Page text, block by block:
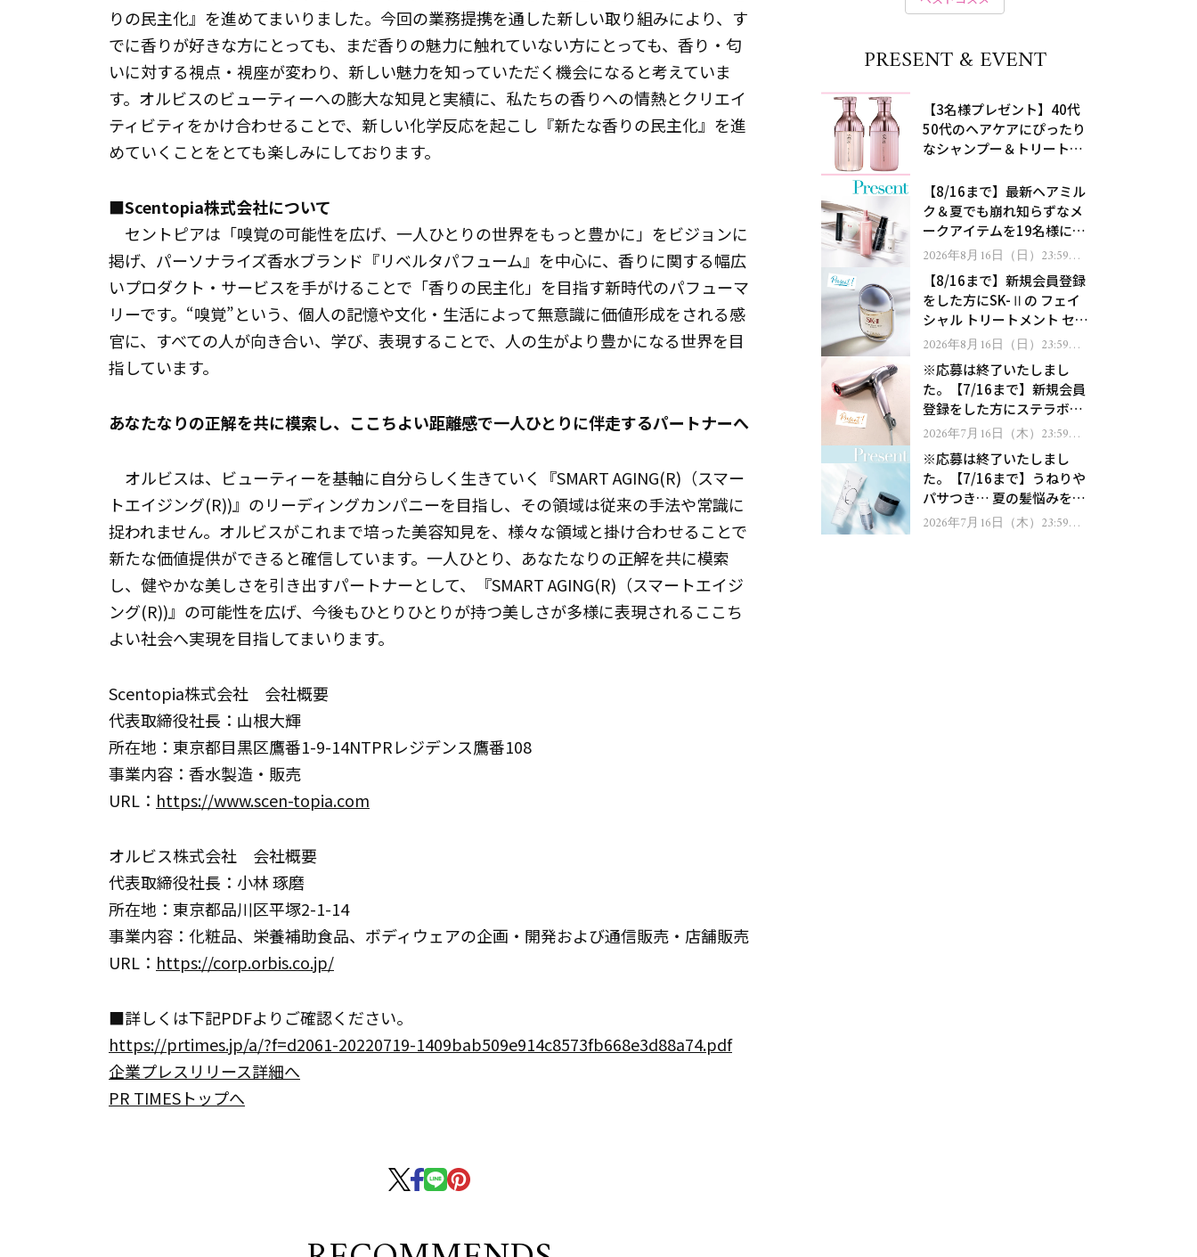
りの民主化』を進めてまいりました。今回の業務提携を通した新しい取り組みにより、す
でに香りが好きな方にとっても、まだ香りの魅力に触れていない方にとっても、香り・匂
いに対する視点・視座が変わり、新しい魅力を知っていただく機会になると考えていま
す。オルビスのビューティーへの膨大な知見と実績に、私たちの香りへの情熱とクリエイ
ティビティをかけ合わせることで、新しい化学反応を起こし『新たな香りの民主化』を進
めていくことをとても楽しみにしております。
■Scentopia株式会社について
セントピアは「嗅覚の可能性を広げ、一人ひとりの世界をもっと豊かに」をビジョンに
掲げ、パーソナライズ香水ブランド『リベルタパフューム』を中心に、香りに関する幅広
いプロダクト・サービスを手がけることで「香りの民主化」を目指す新時代のパフューマ
リーです。“嗅覚”という、個人の記憶や文化・生活によって無意識に価値形成をされる感
官に、すべての人が向き合い、学び、表現することで、人の生がより豊かになる世界を目
指しています。
あなたなりの正解を共に模索し、ここちよい距離感で一人ひとりに伴走するパートナーへ
オルビスは、ビューティーを基軸に自分らしく生きていく『SMART AGING(R)（スマー
トエイジング(R))』のリーディングカンパニーを目指し、その領域は従来の手法や常識に
捉われません。オルビスがこれまで培った美容知見を、様々な領域と掛け合わせることで
新たな価値提供ができると確信しています。一人ひとり、あなたなりの正解を共に模索
し、健やかな美しさを引き出すパートナーとして、『SMART AGING(R)（スマートエイジ
ング(R))』の可能性を広げ、今後もひとりひとりが持つ美しさが多様に表現されるここち
よい社会へ実現を目指してまいります。
Scentopia株式会社 会社概要
代表取締役社長：山根大輝
所在地：東京都目黒区鷹番1-9-14NTPRレジデンス鷹番108
事業内容：香水製造・販売
URL： https://www.scen-topia.com
オルビス株式会社 会社概要
代表取締役社長：小林 琢磨
所在地：東京都品川区平塚2-1-14
事業内容：化粧品、栄養補助食品、ボディウェアの企画・開発および通信販売・店舗販売
URL： https://corp.orbis.co.jp/
■詳しくは下記PDFよりご確認ください。
https://prtimes.jp/a/?f=d2061-20220719-1409bab509e914c8573fb668e3d88a74.pdf
企業プレスリリース詳細へ
PR TIMESトップへ
PRESENT & EVENT
【3名様プレゼント】40代
50代のヘアケアにぴったり
なシャンプー＆トリートメ
処！
【8/16まで】最新ヘアミル
ク＆夏でも崩れ知らずなメ
ークアイテムを19名様にプ
レゼント！
2026年8月16日（日）23:59ま
で【8/16まで】新規会員登録
をした方にSK-Ⅱの フェイ
シャル トリートメント セラ
ムをプレゼント！
2026年8月16日（日）23:59ま
※応募は終了いたしまし
た。【7/16まで】新規会員
登録をした方にステラボー
テのシャインリバース ヘア
ゼント！
2026年7月16日（木）23:59ま
※応募は終了いたしまし
た。【7/16まで】うねりや
パサつき… 夏の髪悩みを解
消するヘアケアアイテムを
2026年7月16日（木）23:59ま